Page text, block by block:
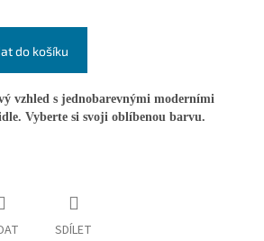
do košíku
vzhled s jednobarevnými moderními
Vyberte si svoji oblíbenou barvu.
SDÍLET